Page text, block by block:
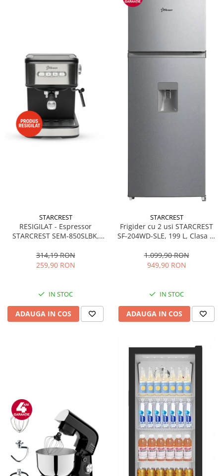
STARCREST
RESIGILAT - Espressor
STARCREST SEM-850SLBK,
detasabil 1.5L, dispozitiv
spumare, filtru dublu din
314,19 RON
259,90 RON
IN STOC
ADAUGA IN COS
STARCREST
Frigider cu 2 usi STARCREST
SF-204WD-SLE, 199 L, Clasa E,
Termostat Ajustabil, Usi
reversibile, H 143 cm, Argintiu
1.099,90 RON
949,90 RON
IN STOC
ADAUGA IN COS